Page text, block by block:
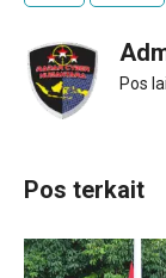
Pos
Pos terkait